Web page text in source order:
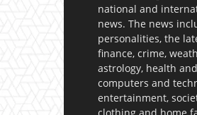
national and
news. The news
personalities, the
finance, crime,
astrology, health
computers and
entertainment,
clothing and home